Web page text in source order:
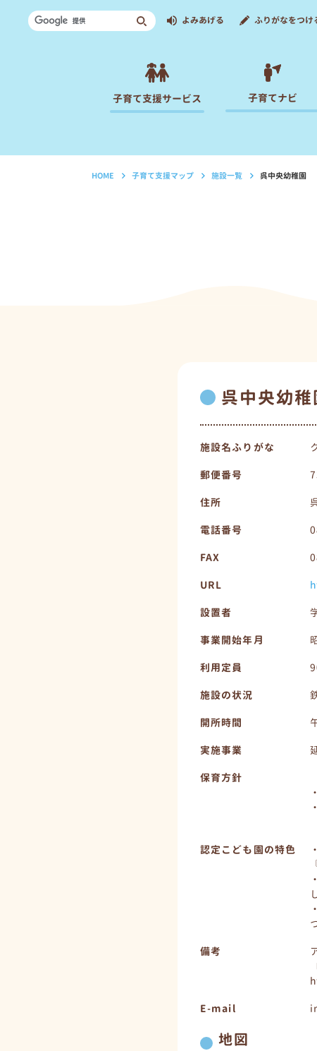
よみあげる ふりがなをつけ
子育て支援サービス 子育てナビ
HOME 子育て支援マップ 施設一覧 呉中央幼稚園
呉中央幼稚
施設名ふりがな
郵便番号
住所
電話番号
FAX
URL
設置者
事業開始年月
利用定員
施設の状況
開所時間
実施事業
保育方針
認定こども園の特色
備考
E-mail
地図